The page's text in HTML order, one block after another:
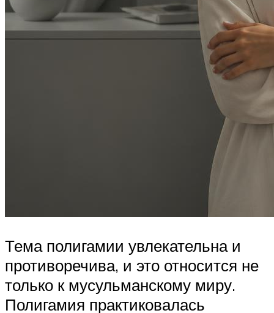
Тема полигамии увлекательна и
противоречива, и это относится не
только к мусульманскому миру.
Полигамия практиковалась